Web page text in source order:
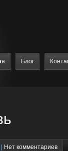
Блог
Нет комментариев